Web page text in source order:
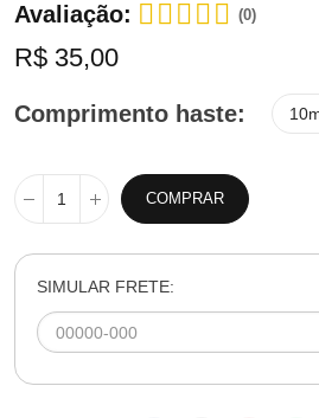
Avaliação:
(0)
R$ 35,00
Comprimento haste
COMPRAR
SIMULAR FRETE: